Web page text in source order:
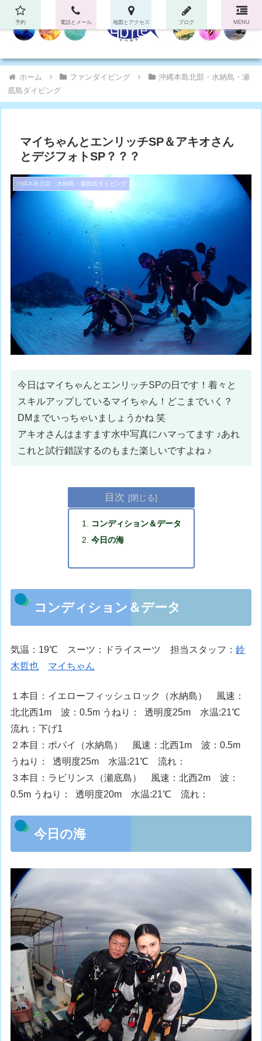
ホーム ファンダイビング
沖縄本島北部・水納島・瀬
底島ダイビング
マイちゃんとエンリッチSP＆アキオさん
とデジフォトSP？？？
沖縄本島北部・水納島・瀬底島ダイビング
今日はマイちゃんとエンリッチSPの日です！着々と
スキルアップしているマイちゃん！どこまでいく？
DMまでいっちゃいましょうかね 笑
アキオさんはますます水中写真にハマってます ♪あれ
これと試行錯誤するのもまた楽しいですよね ♪
目次
コンディション＆データ
今日の海
コンディション＆データ
気温：19℃ スーツ：ドライスーツ 担当スタッフ：鈴
木哲也
マイちゃん
１本目：イエローフィッシュロック（水納島） 風速：
北北西1m 波：0.5m うねり： 透明度25m 水温:21℃
流れ：下げ1
２本目：ポパイ（水納島） 風速：北西1m 波：0.5m
うねり： 透明度25m 水温:21℃ 流れ：
３本目：ラビリンス（瀬底島） 風速：北西2m 波：
0.5m うねり： 透明度20m 水温:21℃ 流れ：
今日の海
予約 電話とメール 地図とアクセス ブログ MENU